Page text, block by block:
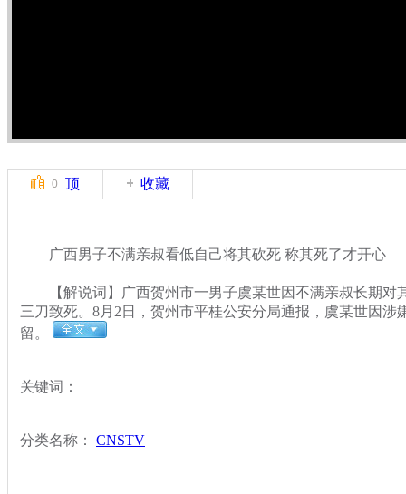
0 顶 收藏
广西男子不满亲叔看低自己将其砍死 称其死了才开心
【解说词】广西贺州市一男子虞某世因不满亲叔长期对
三刀致死。8月2日，贺州市平桂公安分局通报，虞某世因涉
留。
关键词：
分类名称： CNSTV